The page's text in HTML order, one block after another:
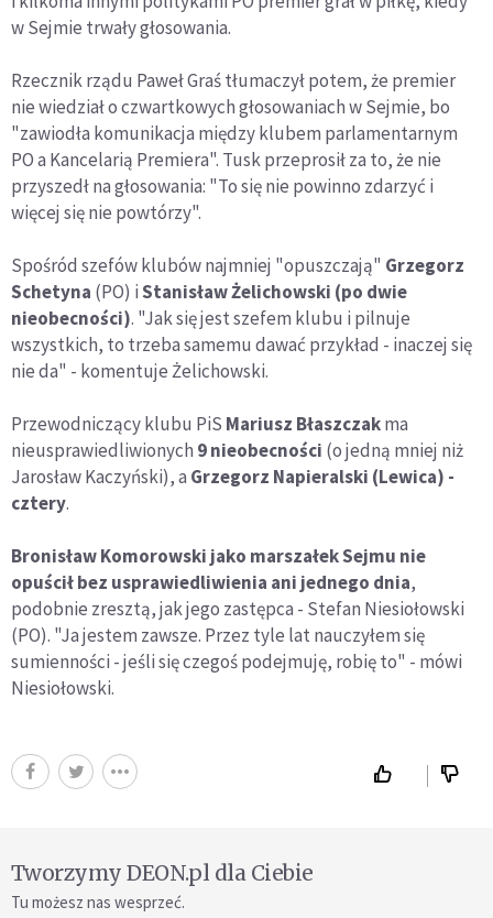
w Sejmie trwały głosowania.
Rzecznik rządu Paweł Graś tłumaczył potem, że premier
nie wiedział o czwartkowych głosowaniach w Sejmie, bo
"zawiodła komunikacja między klubem parlamentarnym
PO a Kancelarią Premiera". Tusk przeprosił za to, że nie
przyszedł na głosowania: "To się nie powinno zdarzyć i
więcej się nie powtórzy".
Spośród szefów klubów najmniej "opuszczają" Grzegorz
Schetyna (PO) iStanisław Żelichowski (po dwie
nieobecności). "Jak się jest szefem klubu i pilnuje
wszystkich, to trzeba samemu dawać przykład - inaczej się
nie da" - komentuje Żelichowski.
Przewodniczący klubu PiS Mariusz Błaszczakma
nieusprawiedliwionych 9 nieobecności (o jedną mniej niż
Jarosław Kaczyński), a Grzegorz Napieralski (Lewica) -
cztery.
Bronisław Komorowski jako marszałek Sejmu nie
opuścił bez usprawiedliwienia ani jednego dnia,
podobnie zresztą, jak jego zastępca - Stefan Niesiołowski
(PO). "Ja jestem zawsze. Przez tyle lat nauczyłem się
sumienności - jeśli się czegoś podejmuję, robię to" - mówi
Niesiołowski.
Tworzymy DEON.pl dla Ciebie
Tu możesz nas wesprzeć.